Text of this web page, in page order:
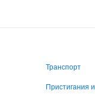
Транспорт
Пристигания